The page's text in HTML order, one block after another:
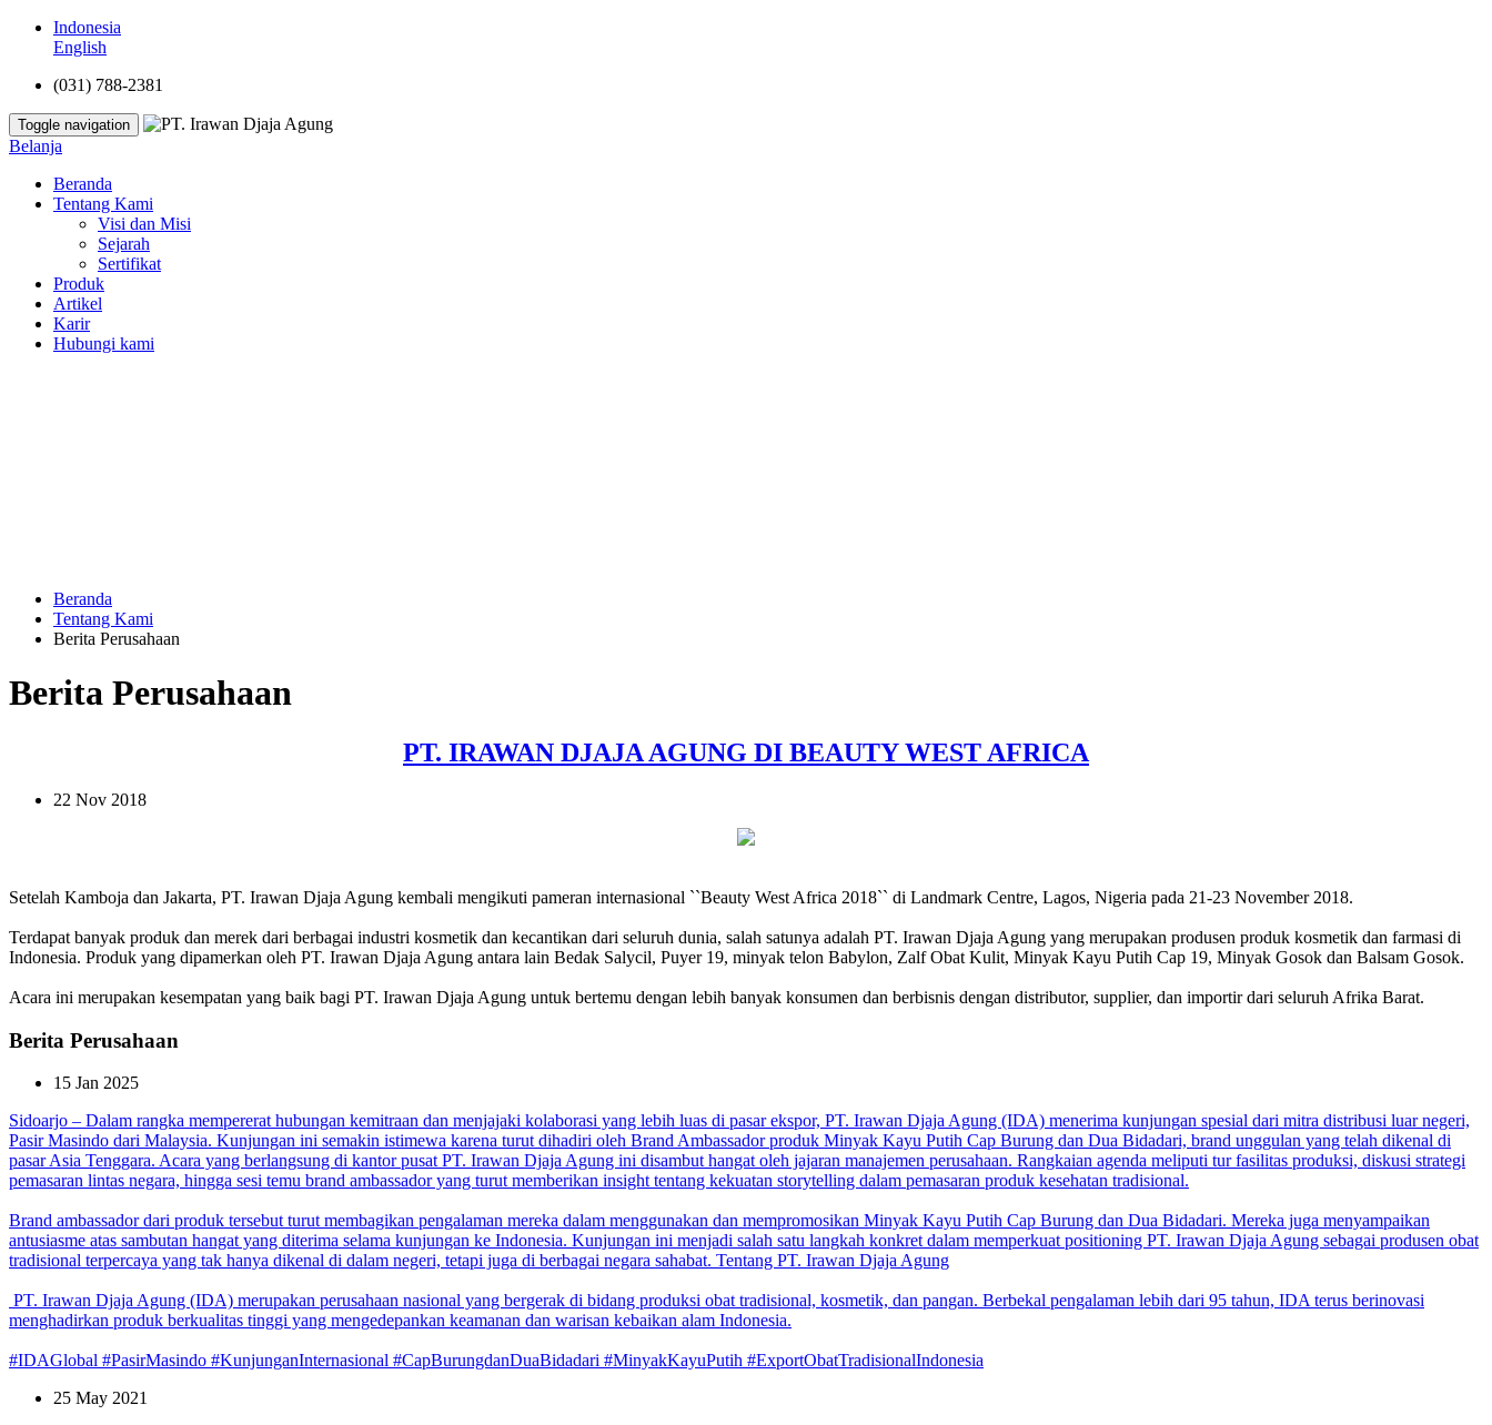
Indonesia
English
(031) 788-2381
Toggle navigation
Belanja
Beranda
Tentang Kami
Visi dan Misi
Sejarah
Sertifikat
Produk
Artikel
Karir
Hubungi kami
Beranda
Tentang Kami
Berita Perusahaan
Berita Perusahaan
PT. IRAWAN DJAJA AGUNG DI BEAUTY WEST AFRICA
22 Nov 2018
Setelah Kamboja dan Jakarta, PT. Irawan Djaja Agung kembali mengikuti pameran internasional ``Beauty West Africa 2018`` di Landmark Centre, Lagos, Nigeria pada 21-23 November 2018.
Terdapat banyak produk dan merek dari berbagai industri kosmetik dan kecantikan dari seluruh dunia, salah satunya adalah PT. Irawan Djaja Agung yang merupakan produsen produk kosmetik dan farmasi di
Indonesia. Produk yang dipamerkan oleh PT. Irawan Djaja Agung antara lain Bedak Salycil, Puyer 19, minyak telon Babylon, Zalf Obat Kulit, Minyak Kayu Putih Cap 19, Minyak Gosok dan Balsam Gosok.
Acara ini merupakan kesempatan yang baik bagi PT. Irawan Djaja Agung untuk bertemu dengan lebih banyak konsumen dan berbisnis dengan distributor, supplier, dan importir dari seluruh Afrika Barat.
Berita Perusahaan
15 Jan 2025
Sidoarjo – Dalam rangka mempererat hubungan kemitraan dan menjajaki kolaborasi yang lebih luas di pasar ekspor, PT. Irawan Djaja Agung (IDA) menerima kunjungan spesial dari mitra distribusi luar negeri,
Pasir Masindo dari Malaysia. Kunjungan ini semakin istimewa karena turut dihadiri oleh Brand Ambassador produk Minyak Kayu Putih Cap Burung dan Dua Bidadari, brand unggulan yang telah dikenal di
pasar Asia Tenggara. Acara yang berlangsung di kantor pusat PT. Irawan Djaja Agung ini disambut hangat oleh jajaran manajemen perusahaan. Rangkaian agenda meliputi tur fasilitas produksi, diskusi strategi
pemasaran lintas negara, hingga sesi temu brand ambassador yang turut memberikan insight tentang kekuatan storytelling dalam pemasaran produk kesehatan tradisional.
Brand ambassador dari produk tersebut turut membagikan pengalaman mereka dalam menggunakan dan mempromosikan Minyak Kayu Putih Cap Burung dan Dua Bidadari. Mereka juga menyampaikan
antusiasme atas sambutan hangat yang diterima selama kunjungan ke Indonesia. Kunjungan ini menjadi salah satu langkah konkret dalam memperkuat positioning PT. Irawan Djaja Agung sebagai produsen obat
tradisional terpercaya yang tak hanya dikenal di dalam negeri, tetapi juga di berbagai negara sahabat. Tentang PT. Irawan Djaja Agung
PT. Irawan Djaja Agung (IDA) merupakan perusahaan nasional yang bergerak di bidang produksi obat tradisional, kosmetik, dan pangan. Berbekal pengalaman lebih dari 95 tahun, IDA terus berinovasi
menghadirkan produk berkualitas tinggi yang mengedepankan keamanan dan warisan kebaikan alam Indonesia.
#IDAGlobal #PasirMasindo #KunjunganInternasional #CapBurungdanDuaBidadari #MinyakKayuPutih #ExportObatTradisionalIndonesia
25 May 2021